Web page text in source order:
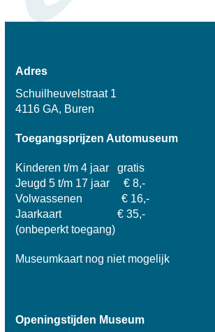
Adres
Schuilheuvelstraat 1
4116 GA, Buren
Toegangsprijzen Automuseum
Kinderen t/m 4 jaar gratis
Jeugd 5 t/m 17 jaar € 8,-
Volwassenen € 16,-
Jaarkaart € 35,-
(onbeperkt toegang)
Museumkaart nog niet mogelijk
Openingstijden Museum